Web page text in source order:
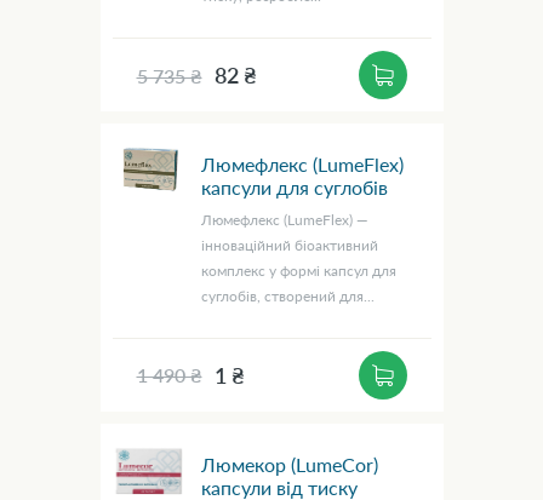
5 735 ₴ 82 ₴
Люмефлекс (LumeFlex)
капсули для суглобів
Люмефлекс (LumeFlex) —
інноваційний біоактивний
комплекс у формі капсул для
суглобів, створений для...
1 490 ₴ 1 ₴
Люмекор (LumeCor)
капсули від тиску